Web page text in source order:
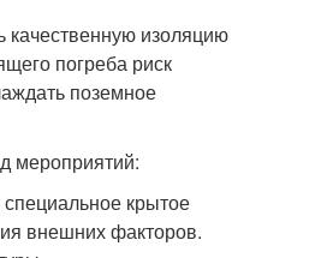
качественную изоляцию
погреба риск
поземное
мероприятий:
крытое
внешних факторов.